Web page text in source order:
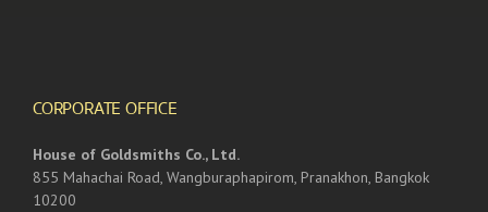
CORPORATE OFFICE
House of Goldsmiths Co., Ltd.
855 Mahachai Road, Wangburaphapirom, Pranakhon, Bangkok
10200